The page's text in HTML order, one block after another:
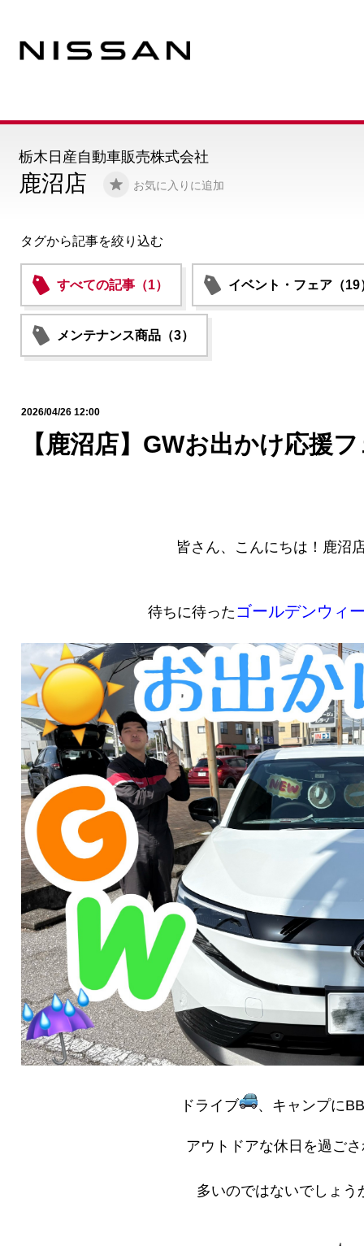
鹿沼店 お気に入りに追加
栃木日産自動車販売株式会社
タグから記事を絞り込む
すべての記事（1） イベント・フェア（19
メンテナンス商品（3）
2026/04/26 12:00
【鹿沼店】GWお出かけ応援
皆さん、こんにちは！鹿沼
待ちに待った ゴールデンウィ
ドライブ 、キャンプに
アウトドアな休日を過ご
多いのではないでしょう